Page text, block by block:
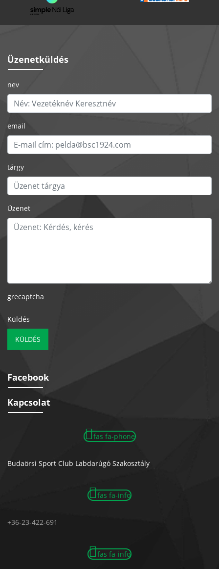
Üzenetküldés
nev
email
tárgy
Üzenet
grecaptcha
Küldés
KÜLDÉS
Facebook
Kapcsolat
fas fa-phone
Budaörsi Sport Club Labdarúgó Szakosztály
fas fa-info
+36-23-422-691
fas fa-info